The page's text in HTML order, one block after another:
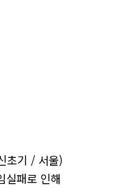
초기 / 서울)
실패로 인해